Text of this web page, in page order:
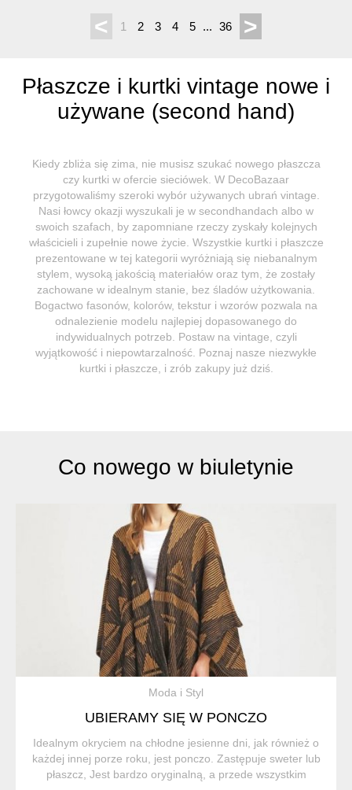
< 1 2 3 4 5 ... 36 >
Płaszcze i kurtki vintage nowe i
używane (second hand)
Kiedy zbliża się zima, nie musisz szukać nowego płaszcza
czy kurtki w ofercie sieciówek. W DecoBazaar
przygotowaliśmy szeroki wybór używanych ubrań vintage.
Nasi łowcy okazji wyszukali je w secondhandach albo w
swoich szafach, by zapomniane rzeczy zyskały kolejnych
właścicieli i zupełnie nowe życie. Wszystkie kurtki i płaszcze
prezentowane w tej kategorii wyróżniają się niebanalnym
stylem, wysoką jakością materiałów oraz tym, że zostały
zachowane w idealnym stanie, bez śladów użytkowania.
Bogactwo fasonów, kolorów, tekstur i wzorów pozwala na
odnalezienie modelu najlepiej dopasowanego do
indywidualnych potrzeb. Postaw na vintage, czyli
wyjątkowość i niepowtarzalność. Poznaj nasze niezwykłe
kurtki i płaszcze, i zrób zakupy już dziś.
Co nowego w biuletynie
Moda i Styl
UBIERAMY SIĘ W PONCZO
Idealnym okryciem na chłodne jesienne dni, jak również o
każdej innej porze roku, jest ponczo. Zastępuje sweter lub
płaszcz, Jest bardzo oryginalną, a przede wszystkim